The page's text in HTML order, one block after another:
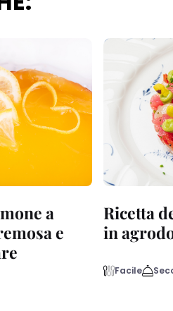
a
e
Ricetta
in
Facile